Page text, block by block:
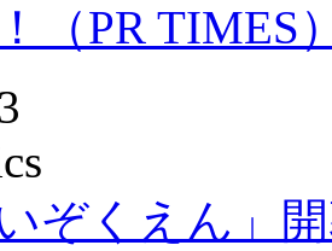
（PR TIMES
いぞくえん」